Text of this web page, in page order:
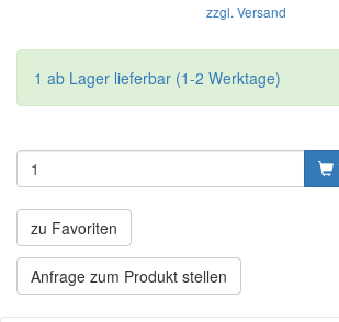
zzgl. Versand
1 ab Lager lieferbar (1-2 Werktage)
zu Favoriten
Anfrage zum Produkt stellen